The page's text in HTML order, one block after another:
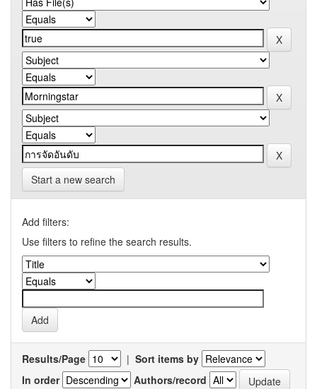
Start a new search
Add filters:
Use filters to refine the search results.
Results/Page | Sort items by
In order
Authors/record